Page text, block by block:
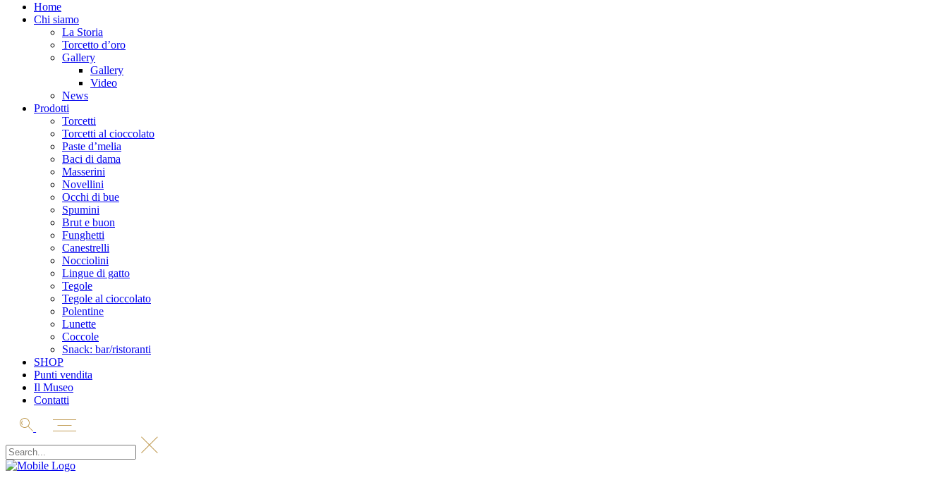
Home
Chi siamo
La Storia
Torcetto d’oro
Gallery
Gallery
Video
News
Prodotti
Torcetti
Torcetti al cioccolato
Paste d’melia
Baci di dama
Masserini
Novellini
Occhi di bue
Spumini
Brut e buon
Funghetti
Canestrelli
Nocciolini
Lingue di gatto
Tegole
Tegole al cioccolato
Polentine
Lunette
Coccole
Snack: bar/ristoranti
SHOP
Punti vendita
Il Museo
Contatti